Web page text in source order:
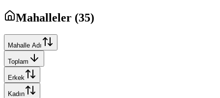
Mahalleler (35)
Mahalle Adı
Toplam
Erkek
Kadın